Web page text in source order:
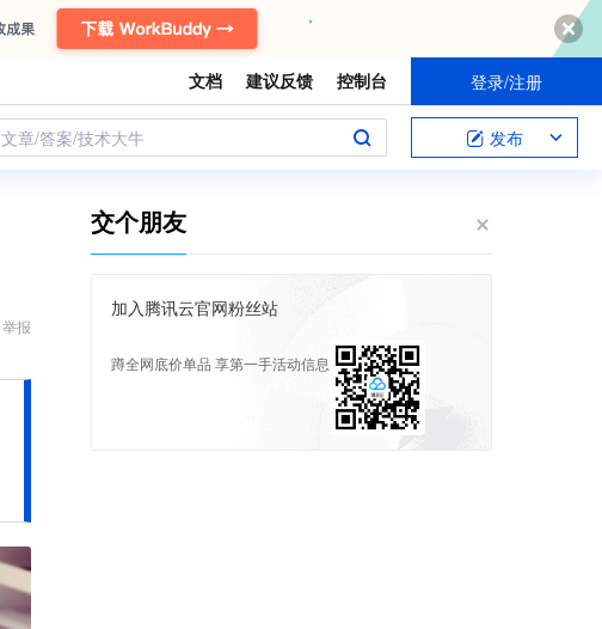
文档 建议反馈 控制台 登录/注册
文章/答案/技术大牛 发布
举报
交个朋友
加入腾讯云官网粉丝站
蹲全网底价单品 享第一手活动信息